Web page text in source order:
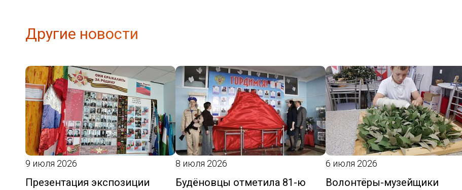
Другие новости
9 июля 2026
Презентация экспозиции
8 июля 2026
Будёновцы отметила 81-ю
6 июля 2026
Волонтёры-музейщики